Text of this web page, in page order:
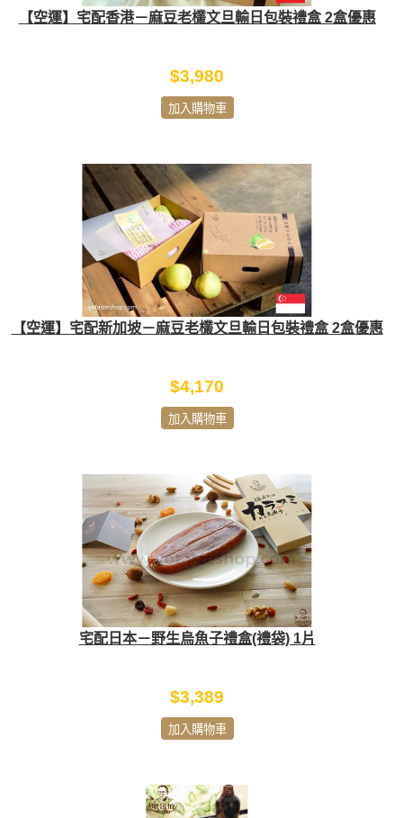
【空運】宅配香港－麻豆老欉文旦輸日包裝禮盒 2盒優惠
$3,980
加入購物車
【空運】宅配新加坡－麻豆老欉文旦輸日包裝禮盒 2盒優惠
$4,170
加入購物車
宅配日本－野生烏魚子禮盒(禮袋) 1片
$3,389
加入購物車